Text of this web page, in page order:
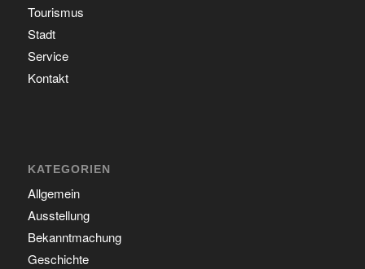
Tourismus
Stadt
Service
Kontakt
KATEGORIEN
Allgemein
Ausstellung
Bekanntmachung
Geschichte